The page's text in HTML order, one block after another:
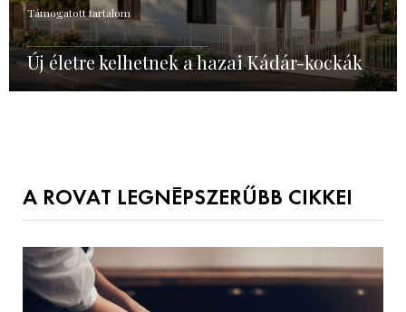
Támogatott tartalom
Új életre kelhetnek a hazai Kádár-kockák
A ROVAT LEGNÉPSZERŰBB CIKKEI